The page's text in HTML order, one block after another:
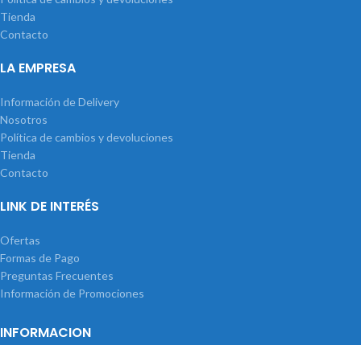
Tienda
Contacto
LA EMPRESA
Información de Delivery
Nosotros
Política de cambios y devoluciones
Tienda
Contacto
LINK DE INTERÉS
Ofertas
Formas de Pago
Preguntas Frecuentes
Información de Promociones
INFORMACION